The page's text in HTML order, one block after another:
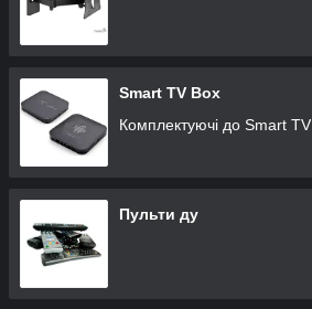
Smart TV Box
Комплектуючі до Smart TV
Пульти ду